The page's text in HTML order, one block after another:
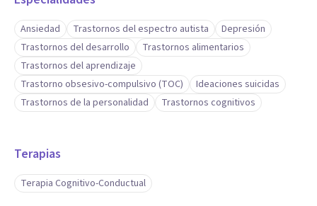
Ansiedad Trastornos del espectro autista
Depresión
Trastornos del desarrollo
Trastornos alimentarios
Trastornos del aprendizaje
Trastorno obsesivo-compulsivo (TOC)
Ideaciones suicidas
Trastornos de la personalidad
Trastornos cognitivos
Terapias
Terapia Cognitivo-Conductual